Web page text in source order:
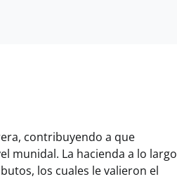
contribuyendo a que
munidal. La hacienda a lo largo
los cuales le valieron el